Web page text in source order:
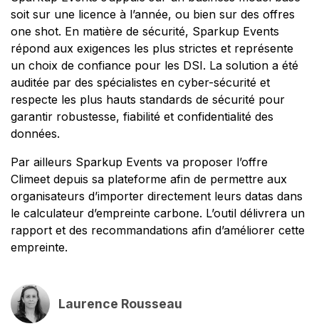
soit sur une licence à l’année, ou bien sur des offres
one shot. En matière de sécurité, Sparkup Events
répond aux exigences les plus strictes et représente
un choix de confiance pour les DSI. La solution a été
auditée par des spécialistes en cyber-sécurité et
respecte les plus hauts standards de sécurité pour
garantir robustesse, fiabilité et confidentialité des
données.
Par ailleurs Sparkup Events va proposer l’offre
Climeet depuis sa plateforme afin de permettre aux
organisateurs d’importer directement leurs datas dans
le calculateur d’empreinte carbone. L’outil délivrera un
rapport et des recommandations afin d’améliorer cette
empreinte.
Laurence Rousseau